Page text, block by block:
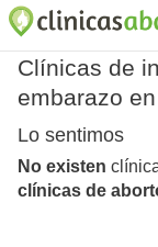
Clínicas de
embarazo
Lo sentimos
No existen
clínicas de